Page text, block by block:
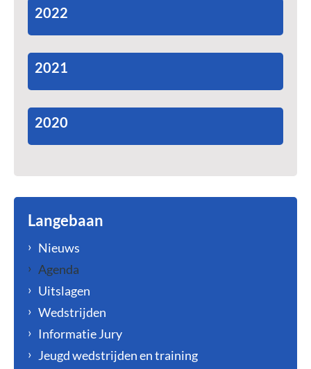
2022
2021
2020
Langebaan
Nieuws
Agenda
Uitslagen
Wedstrijden
Informatie Jury
Jeugd wedstrijden en training